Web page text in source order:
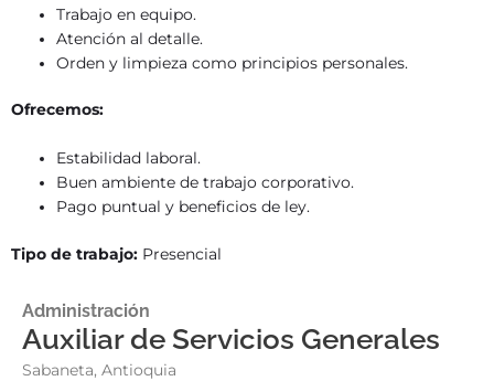
Trabajo en equipo.
Atención al detalle.
Orden y limpieza como principios personales.
Ofrecemos:
Estabilidad laboral.
Buen ambiente de trabajo corporativo.
Pago puntual y beneficios de ley.
Tipo de trabajo: Presencial
Administración
Auxiliar de Servicios Generales
Sabaneta, Antioquia